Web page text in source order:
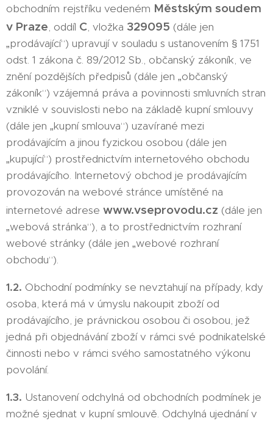
obchodním rejstříku vedeném Městským soudem
v Praze, oddíl C, vložka 329095 (dále jen
„prodávající“) upravují v souladu s ustanovením § 1751
odst. 1 zákona č. 89/2012 Sb., občanský zákoník, ve
znění pozdějších předpisů (dále jen „občanský
zákoník“) vzájemná práva a povinnosti smluvních stran
vzniklé v souvislosti nebo na základě kupní smlouvy
(dále jen „kupní smlouva“) uzavírané mezi
prodávajícím a jinou fyzickou osobou (dále jen
„kupující“) prostřednictvím internetového obchodu
prodávajícího. Internetový obchod je prodávajícím
provozován na webové stránce umístěné na
internetové adrese www.vseprovodu.cz (dále jen
„webová stránka“), a to prostřednictvím rozhraní
webové stránky (dále jen „webové rozhraní
obchodu“).
1.2. Obchodní podmínky se nevztahují na případy, kdy
osoba, která má v úmyslu nakoupit zboží od
prodávajícího, je právnickou osobou či osobou, jež
jedná při objednávání zboží v rámci své podnikatelské
činnosti nebo v rámci svého samostatného výkonu
povolání.
1.3. Ustanovení odchylná od obchodních podmínek je
možné sjednat v kupní smlouvě. Odchylná ujednání v